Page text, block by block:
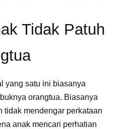
Tidak Patuh
yang satu ini biasanya
orangtua. Biasanya
tidak mendengar perkataan
anak mencari perhatian